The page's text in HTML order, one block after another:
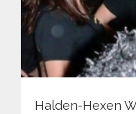
Halden-Hexen